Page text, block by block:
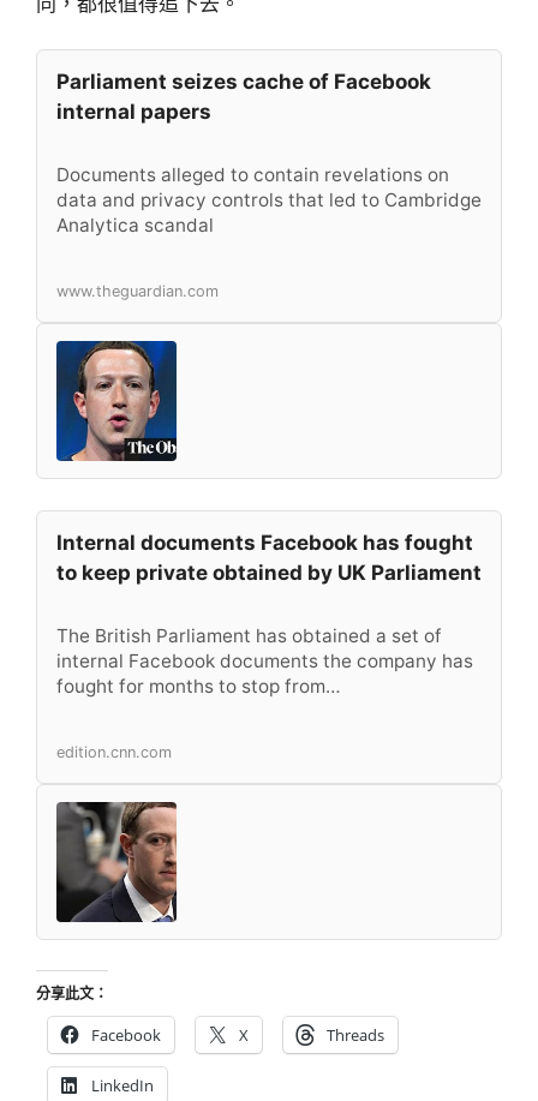
Parliament seizes cache of Facebook
internal papers
Documents alleged to contain revelations on
data and privacy controls that led to Cambridge
Analytica scandal
www.theguardian.com
Internal documents Facebook has fought
to keep private obtained by UK Parliament
The British Parliament has obtained a set of
internal Facebook documents the company has
fought for months to stop from…
edition.cnn.com
分享此文：
Facebook X Threads
LinkedIn